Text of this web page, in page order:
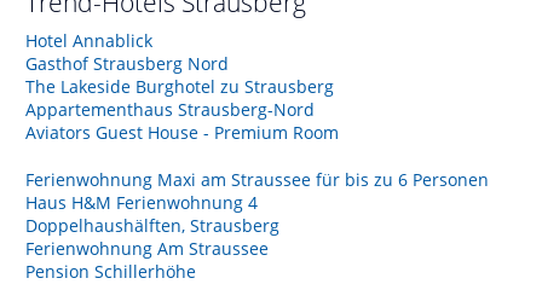
Hotel Annablick
Gasthof Strausberg Nord
The Lakeside Burghotel zu Strausberg
Appartementhaus Strausberg-Nord
Aviators Guest House - Premium Room
Ferienwohnung Maxi am Straussee für bis zu 6 Personen
Haus H&M Ferienwohnung 4
Doppelhaushälften, Strausberg
Ferienwohnung Am Straussee
Pension Schillerhöhe